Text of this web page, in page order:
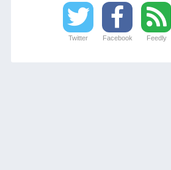
Twitter Facebook Feedly